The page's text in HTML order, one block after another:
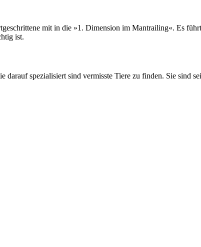
mit in die »1. Dimension im Mantrailing«. Es
ist.
spezialisiert sind vermisste Tiere zu finden. Sie sind